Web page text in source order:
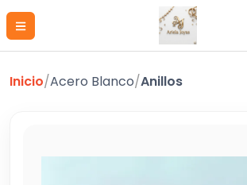
Inicio/Acero Blanco/Anillos